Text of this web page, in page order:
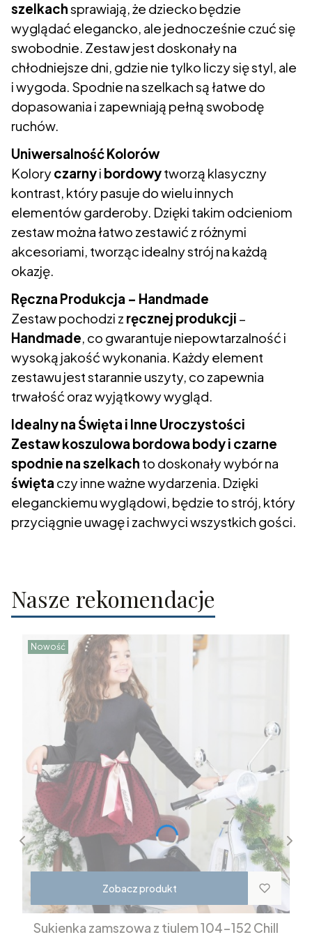
szelkachsprawiają, że dziecko będzie
wyglądać elegancko, ale jednocześnie czuć się
swobodnie. Zestaw jest doskonały na
chłodniejsze dni, gdzie nie tylko liczy się styl, ale
i wygoda. Spodnie na szelkach są łatwe do
dopasowania i zapewniają pełną swobodę
ruchów.
Uniwersalność Kolorów
Koloryczarnyi bordowytworzą klasyczny
kontrast, który pasuje do wielu innych
elementów garderoby. Dzięki takim odcieniom
zestaw można łatwo zestawić z różnymi
akcesoriami, tworząc idealny strój na każdą
okazję.
Ręczna Produkcja – Handmade
Zestaw pochodzi z ręcznej produkcji –
Handmade, co gwarantuje niepowtarzalność i
wysoką jakość wykonania. Każdy element
zestawu jest starannie uszyty, co zapewnia
trwałość oraz wyjątkowy wygląd.
Idealny na Święta i Inne Uroczystości
Zestaw koszulowa bordowa body i czarne
spodnie na szelkach to doskonały wybór na
święta czy inne ważne wydarzenia. Dzięki
eleganckiemu wyglądowi, będzie to strój, który
przyciągnie uwagę i zachwyci wszystkich gości.
Nasze rekomendacje
Nowość
Zobacz produkt
Sukienka zamszowa z tiulem 104-152 Chill